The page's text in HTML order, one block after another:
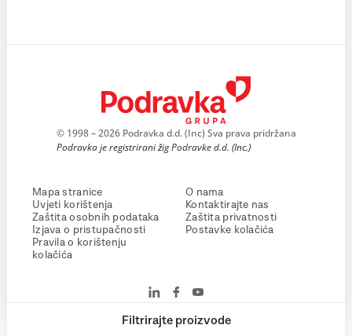
Filtrirajte proizvode
© 1998 – 2026 Podravka d.d. (Inc) Sva prava pridržana
Podravka je registrirani žig Podravke d.d. (Inc.)
Mapa stranice
Uvjeti korištenja
Zaštita osobnih podataka
Izjava o pristupačnosti
Pravila o korištenju
kolačića
O nama
Kontaktirajte nas
Zaštita privatnosti
Postavke kolačića